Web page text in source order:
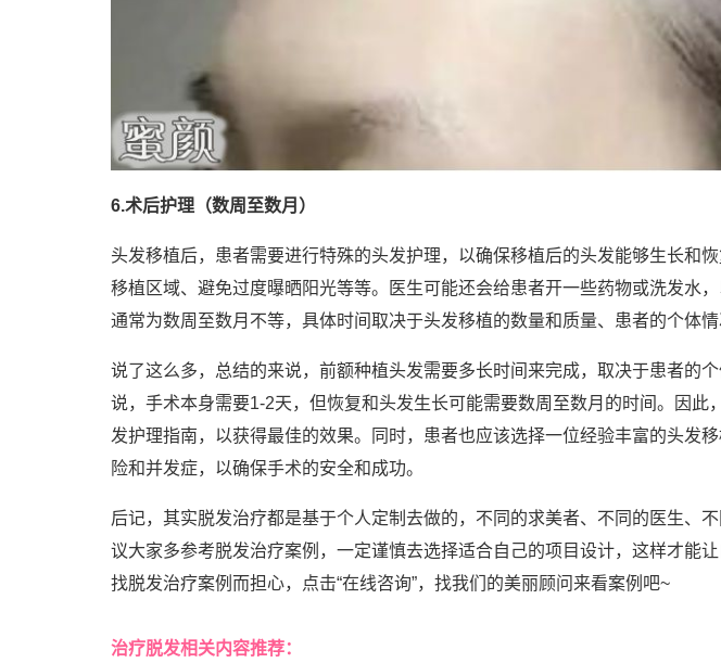
6.术后护理（数周至数月）
头发移植后，患者需要进行特殊的头发护理，以确保移植后的头发能够生长和
移植区域、避免过度曝晒阳光等等。医生可能还会给患者开一些药物或洗发水
通常为数周至数月不等，具体时间取决于头发移植的数量和质量、患者的个体情
说了这么多，总结的来说，前额种植头发需要多长时间来完成，取决于患者的
说，手术本身需要1-2天，但恢复和头发生长可能需要数周至数月的时间。因此
发护理指南，以获得最佳的效果。同时，患者也应该选择一位经验丰富的头发
险和并发症，以确保手术的安全和成功。
后记，其实脱发治疗都是基于个人定制去做的，不同的求美者、不同的医生、
议大家多参考脱发治疗案例，一定谨慎去选择适合自己的项目设计，这样才能
找脱发治疗案例而担心，点击“在线咨询”，找我们的美丽顾问来看案例吧~
治疗脱发相关内容推荐：